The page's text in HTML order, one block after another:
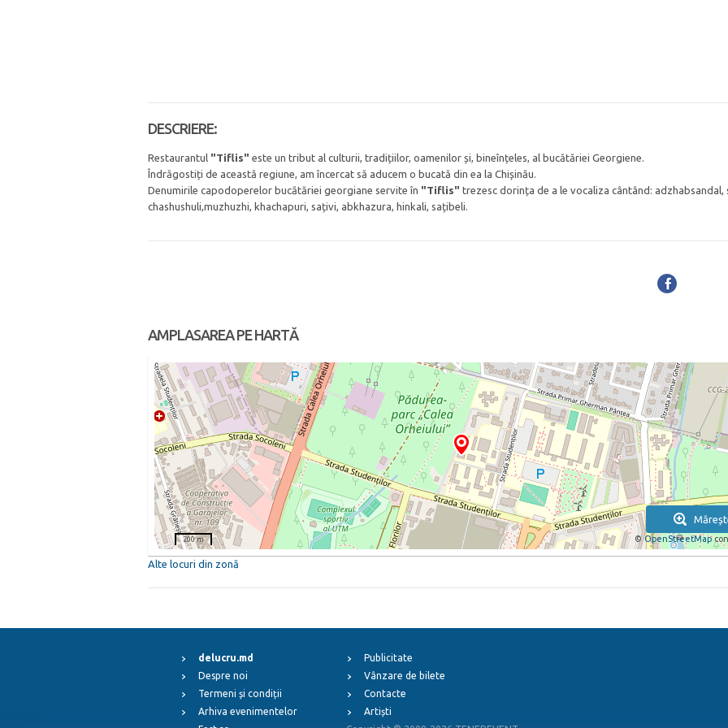
DESCRIERE:
Restaurantul "Tiflis" este un tribut al culturii, tradițiilor, oamenilor și, bineînțeles, al bucătăriei Georgiene.
Îndrăgostiți de această regiune, am încercat să aducem o bucată din ea la Chișinău.
Denumirile capodoperelor bucătăriei georgiane servite în "Tiflis" trezesc dorința de a le vocaliza cântând: adzhabsandal,
chashushuli,muzhuzhi, khachapuri, sațivi, abkhazura, hinkali, sațibeli.
AMPLASAREA PE HARTĂ
©OpenStreetMap
200 m
Alte locuri din zonă
delucru.md
Despre noi
Termeni și condiții
Arhiva evenimentelor
Publicitate
Vânzare de bilete
Contacte
Artiști